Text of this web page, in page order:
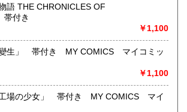
て
または専用ページでお問い合
でも受け付けております。
依頼されたあとの返信メールに、さらに詳
をお付けしております。ご安心ください。
語 THE CHRONICLES OF
付き
￥1,100
變生」 帯付き MY COMICS マイコミッ
￥1,100
工場の少女」 帯付き MY COMICS マイ